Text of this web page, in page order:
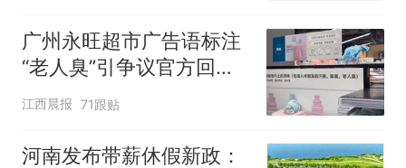
争议，此前一天内数万人从摩
洛哥涌入西班牙
励100元
广州永旺超市广告语标注
“老人臭”引争议官方回
应：统一上报反馈，门店
核实完毕后会回电
江西晨报 71跟贴
河南发布带薪休假新政：